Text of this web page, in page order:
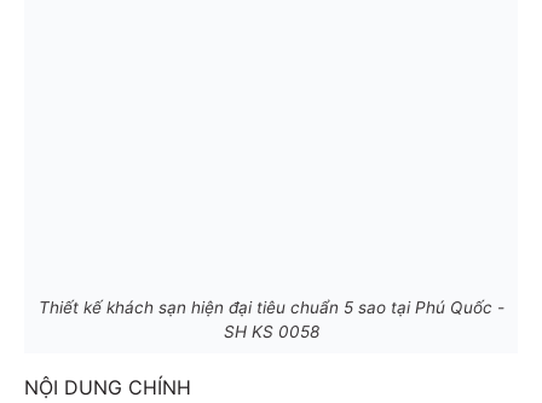
Thiết kế khách sạn hiện đại tiêu chuẩn 5 sao tại Phú Quốc -
SH KS 0058
NỘI DUNG CHÍNH